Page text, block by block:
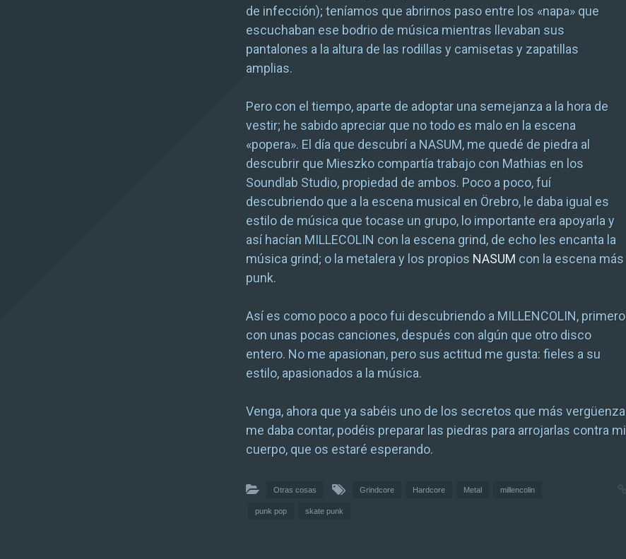
de infección); teníamos que abrirnos paso entre los «napa» que
escuchaban ese bodrio de música mientras llevaban sus
pantalones a la altura de las rodillas y camisetas y zapatillas
amplias.
Pero con el tiempo, aparte de adoptar una semejanza a la hora de
vestir; he sabido apreciar que no todo es malo en la escena
«popera». El día que descubrí a NASUM, me quedé de piedra al
descubrir que Mieszko compartía trabajo con Mathias en los
Soundlab Studio, propiedad de ambos. Poco a poco, fuí
descubriendo que a la escena musical en Örebro, le daba igual es
estilo de música que tocase un grupo, lo importante era apoyarla y
así hacían MILLECOLIN con la escena grind, de echo les encanta la
música grind; o la metalera y los propios NASUM con la escena más
punk.
Así es como poco a poco fui descubriendo a MILLENCOLIN, primero
con unas pocas canciones, después con algún que otro disco
entero. No me apasionan, pero sus actitud me gusta: fieles a su
estilo, apasionados a la música.
Venga, ahora que ya sabéis uno de los secretos que más vergüenza
me daba contar, podéis preparar las piedras para arrojarlas contra mi
cuerpo, que os estaré esperando.
Otras cosas Grindcore Hardcore Metal millencolin
punk pop skate punk